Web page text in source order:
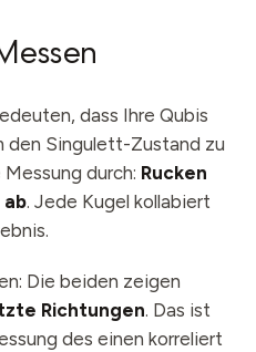
dass Ihre Qubis
den Singulett-Zustand zu
durch: Rucken
ab. Jede Kugel kollabiert
Die beiden zeigen
Richtungen. Das ist
des einen korreliert